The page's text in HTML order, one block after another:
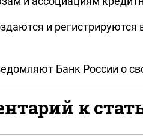
и
Банк России о
к